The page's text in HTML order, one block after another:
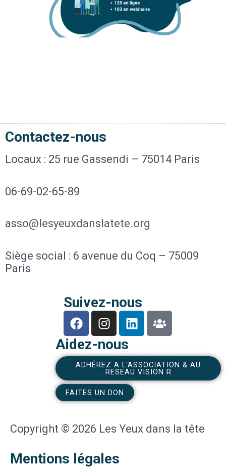
Contactez-nous
Locaux : 25 rue Gassendi – 75014 Paris
06-69-02-65-89
asso@lesyeuxdanslatete.org
Siège social : 6 avenue du Coq – 75009
Paris
Suivez-nous
F
a
c
e
b
o
o
k
I
n
s
t
a
g
r
a
L
i
k
e
d
i
n
U
s
r
s
Aidez-nous
ADHÉREZ A L'ASSOCIATION & AU
RESEAU VISION R
FAITES UN DON
Copyright © 2026 Les Yeux dans la tête
Mentions légales